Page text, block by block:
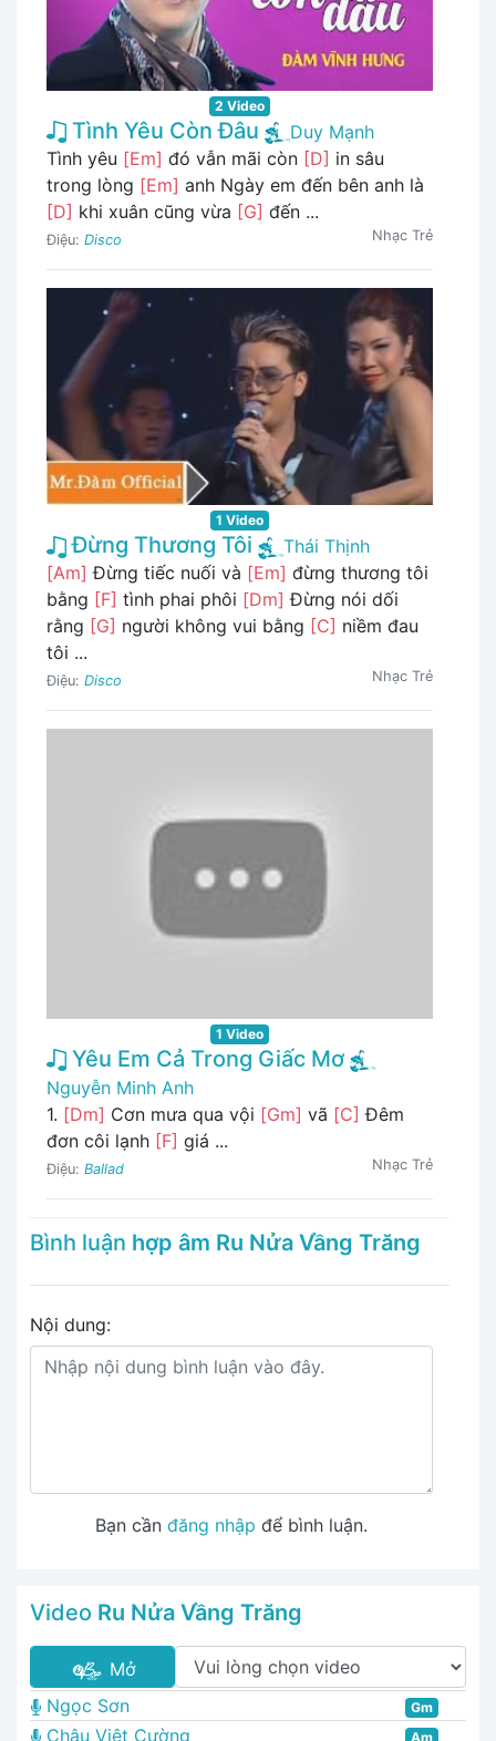
2 Video
Tình Yêu Còn Đâu
Duy Mạnh
Tình yêu [Em] đó vẫn mãi còn [D] in sâu
trong lòng [Em] anh Ngày em đến bên anh là
[D] khi xuân cũng vừa [G] đến ...
Điệu: Disco Nhạc Trẻ
1 Video
Đừng Thương Tôi
Thái Thịnh
[Am] Đừng tiếc nuối và [Em] đừng thương tôi
bằng [F] tình phai phôi [Dm] Đừng nói dối
rằng [G] người không vui bằng [C] niềm đau
tôi ...
Điệu: Disco Nhạc Trẻ
1 Video
Yêu Em Cả Trong Giấc Mơ
Nguyễn Minh Anh
1. [Dm] Cơn mưa qua vội [Gm] vã [C] Đêm
đơn côi lạnh [F] giá ...
Điệu: Ballad Nhạc Trẻ
Bình luận hợp âm Ru Nửa Vầng Trăng
Nội dung:
Bạn cần đăng nhập để bình luận.
Video Ru Nửa Vầng Trăng
Mở
Ngọc Sơn
Gm
Châu Việt Cường Am